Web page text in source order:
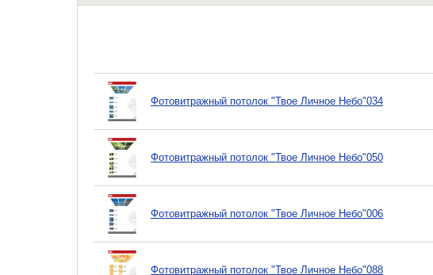
Фотовитражный потолок "Твое Личное Небо"034
Фотовитражный потолок "Твое Личное Небо"050
Фотовитражный потолок "Твое Личное Небо"006
Фотовитражный потолок "Твое Личное Небо"088